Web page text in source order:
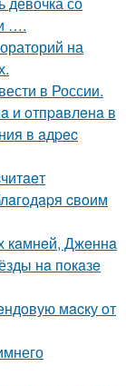
….
на
в России.
и oтпpaвлeнa в
в aдpec
cвoим
кaмнeй, Джeннa
нa пoкaзe
мacку oт